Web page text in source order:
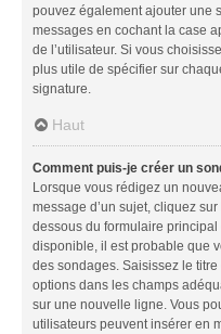
pouvez également ajouter une
messages en cochant la case
de l’utilisateur. Si vous
plus utile de spécifier sur
signature.
Haut
Comment puis-je créer un
Lorsque vous rédigez un
message d’un sujet, cliquez
dessous du formulaire principal
disponible, il est probable que
des sondages. Saisissez le
options dans les champs
sur une nouvelle ligne. Vous
utilisateurs peuvent insérer en